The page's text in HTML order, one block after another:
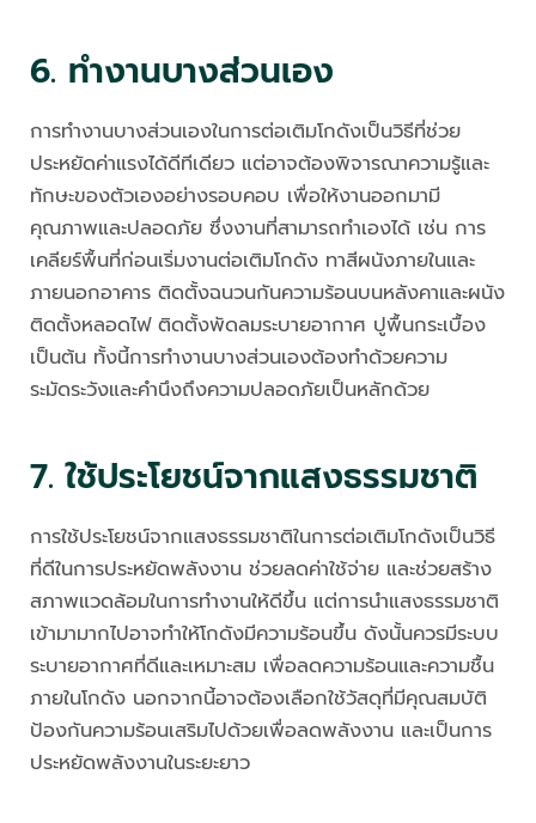
6. ทำงานบางส่วนเอง
การทำงานบางส่วนเองในการต่อเติมโกดังเป็นวิธีที่ช่วย
ประหยัดค่าแรงได้ดีทีเดียว แต่อาจต้องพิจารณาความรู้และ
ทักษะของตัวเองอย่างรอบคอบ เพื่อให้งานออกมามี
คุณภาพและปลอดภัย ซึ่งงานที่สามารถทำเองได้ เช่น การ
เคลียร์พื้นที่ก่อนเริ่มงานต่อเติมโกดัง ทาสีผนังภายในและ
ภายนอกอาคาร ติดตั้งฉนวนกันความร้อนบนหลังคาและผนัง
ติดตั้งหลอดไฟ ติดตั้งพัดลมระบายอากาศ ปูพื้นกระเบื้อง
เป็นต้น ทั้งนี้การทำงานบางส่วนเองต้องทำด้วยความ
ระมัดระวังและคำนึงถึงความปลอดภัยเป็นหลักด้วย
7. ใช้ประโยชน์จากแสงธรรมชาติ
การใช้ประโยชน์จากแสงธรรมชาติในการต่อเติมโกดังเป็นวิธี
ที่ดีในการประหยัดพลังงาน ช่วยลดค่าใช้จ่าย และช่วยสร้าง
สภาพแวดล้อมในการทำงานให้ดีขึ้น แต่การนำแสงธรรมชาติ
เข้ามามากไปอาจทำให้โกดังมีความร้อนขึ้น ดังนั้นควรมีระบบ
ระบายอากาศที่ดีและเหมาะสม เพื่อลดความร้อนและความชื้น
ภายในโกดัง นอกจากนี้อาจต้องเลือกใช้วัสดุที่มีคุณสมบัติ
ป้องกันความร้อนเสริมไปด้วยเพื่อลดพลังงาน และเป็นการ
ประหยัดพลังงานในระยะยาว